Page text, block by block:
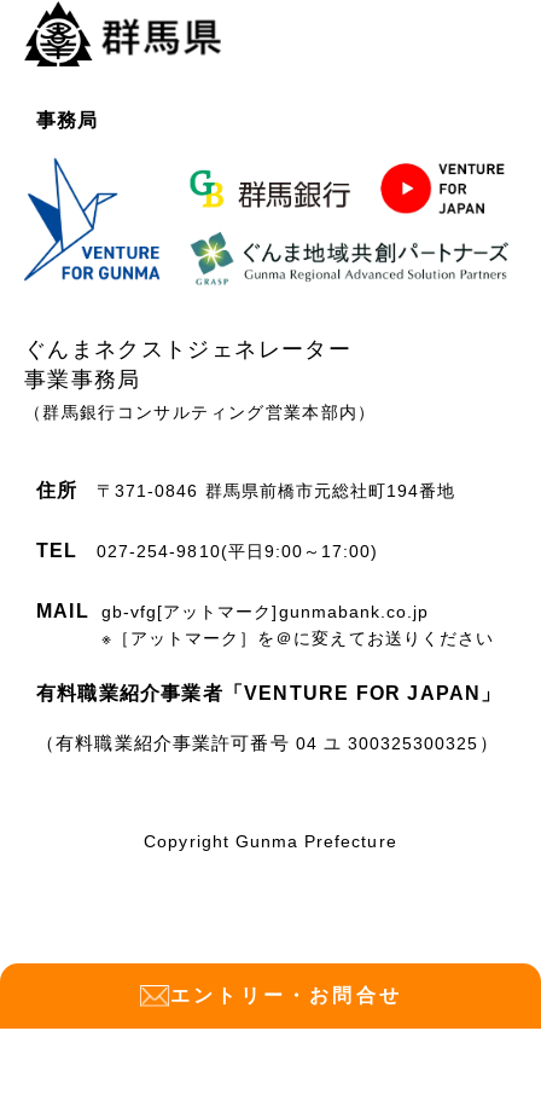
エントリー ・ お問合せ
事務局
ぐんまネクストジェネレーター
事業事務局
（群馬銀行コンサルティング営業本部内）
住所 〒371-0846 群馬県前橋市元総社町194番地
TEL 027-254-9810(平日9:00～17:00)
MAIL
gb-vfg[アットマーク]gunmabank.co.jp
※［アットマーク］を＠に変えてお送りください
有料職業紹介事業者「VENTURE FOR JAPAN」
（有料職業紹介事業許可番号 04 ユ 300325300325 ）
Copyright Gunma Prefecture